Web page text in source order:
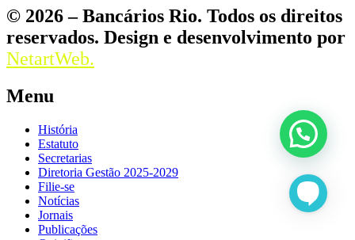
© 2026 – Bancários Rio. Todos os direitos
reservados. Design e desenvolvimento por
NetartWeb.
Menu
História
Estatuto
Secretarias
Diretoria Gestão 2025-2029
Filie-se
Notícias
Jornais
Publicações